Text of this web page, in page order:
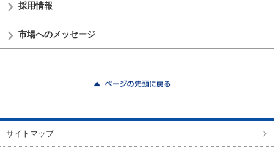
採用情報
市場へのメッセージ
サイトマップ